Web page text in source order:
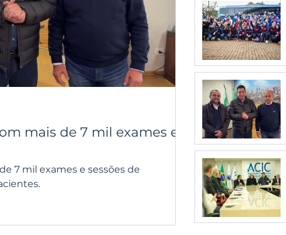
mais de 7 mil exames e
7 mil exames e sessões de